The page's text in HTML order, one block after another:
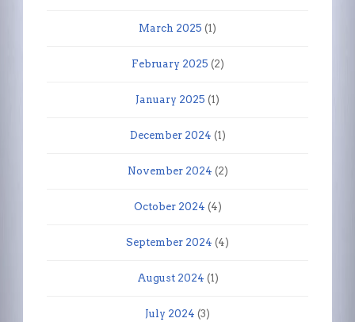
March 2025 (1)
February 2025 (2)
January 2025 (1)
December 2024 (1)
November 2024 (2)
October 2024 (4)
September 2024 (4)
August 2024 (1)
July 2024 (3)